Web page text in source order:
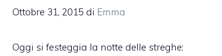
Ottobre 31, 2015 di Emma
Oggi si festeggia la notte delle streghe: